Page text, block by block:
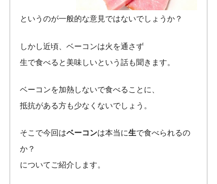
というのが一般的な意見ではないでしょうか？
しかし近頃、ベーコンは火を通さず
生で食べると美味しいという話も聞きます。
ベーコンを加熱しないで食べることに、
抵抗がある方も少なくないでしょう。
そこで今回はベーコンは本当に生で食べられるの
か？
についてご紹介します。